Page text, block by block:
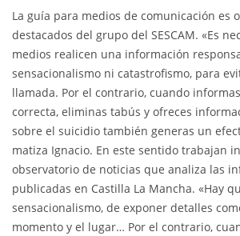
La guía para medios de comunicación es
destacados del grupo del SESCAM. «Es
medios realicen una información
sensacionalismo ni catastrofismo, para
llamada. Por el contrario, cuando
correcta, eliminas tabús y ofreces
sobre el suicidio también generas un
matiza Ignacio. En este sentido trabajan
observatorio de noticias que analiza las
publicadas en Castilla La Mancha. «Hay
sensacionalismo, de exponer detalles
momento y el lugar… Por el contrario,